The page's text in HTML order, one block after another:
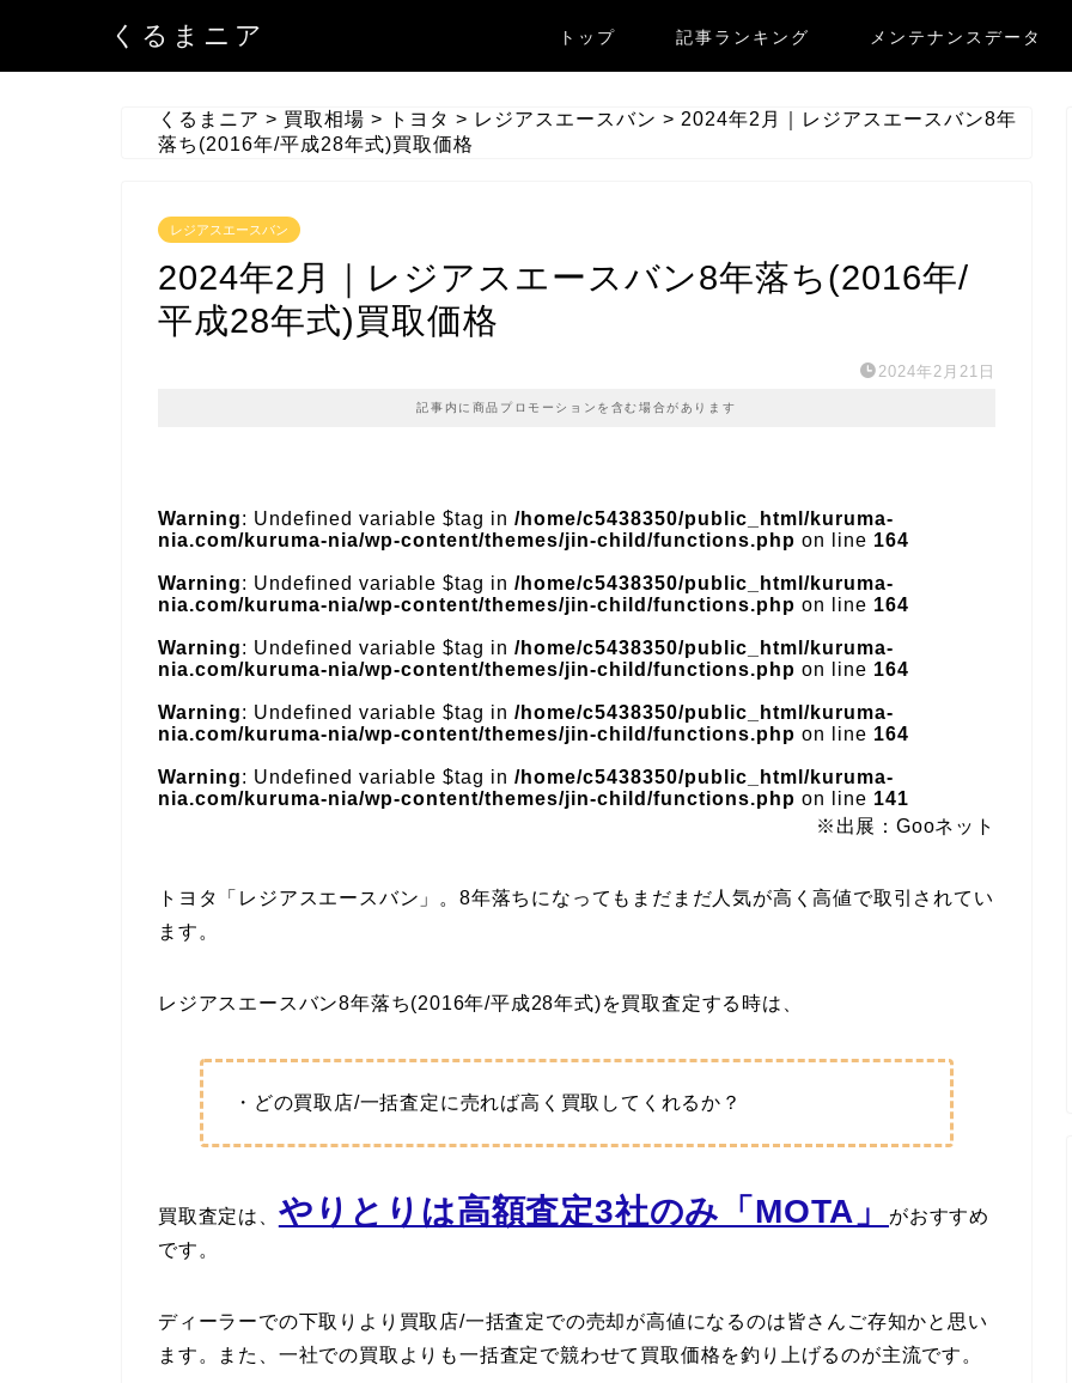
くるまニア トップ 記事ランキング メンテナンスデータ
くるまニア > 買取相場 > トヨタ > レジアスエースバン > 2024年2月｜レジアスエースバン8年
落ち(2016年/平成28年式)買取価格
レジアスエースバン
2024年2月｜レジアスエースバン8年落ち(2016年/
平成28年式)買取価格
2024年2月21日
記事内に商品プロモーションを含む場合があります
Warning: Undefined variable $tag in /home/c5438350/public_html/kuruma-
nia.com/kuruma-nia/wp-content/themes/jin-child/functions.php on line 164
Warning: Undefined variable $tag in /home/c5438350/public_html/kuruma-
nia.com/kuruma-nia/wp-content/themes/jin-child/functions.php on line 164
Warning: Undefined variable $tag in /home/c5438350/public_html/kuruma-
nia.com/kuruma-nia/wp-content/themes/jin-child/functions.php on line 164
Warning: Undefined variable $tag in /home/c5438350/public_html/kuruma-
nia.com/kuruma-nia/wp-content/themes/jin-child/functions.php on line 164
Warning: Undefined variable $tag in /home/c5438350/public_html/kuruma-
nia.com/kuruma-nia/wp-content/themes/jin-child/functions.php on line 141
※出展：Gooネット
トヨタ「レジアスエースバン」。8年落ちになってもまだまだ人気が高く高値で取引されてい
ます。
レジアスエースバン8年落ち(2016年/平成28年式)を買取査定する時は、
・どの買取店/一括査定に売れば高く買取してくれるか？
買取査定は、 やりとりは高額査定3社のみ「MOTA」
がおすすめ
です。
ディーラーでの下取りより買取店/一括査定での売却が高値になるのは皆さんご存知かと思い
ます。また、一社での買取よりも一括査定で競わせて買取価格を釣り上げるのが主流です。